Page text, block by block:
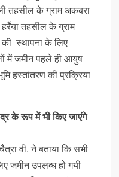
तहसील के ग्राम अकबरा
तहसील के ग्राम
की स्थापना के लिए
में जमीन पहले ही आयुष
हस्तांतरण की प्रक्रिया
के रूप में भी किए जाएंगे
वी. ने बताया कि सभी
जमीन उपलब्ध हो गयी